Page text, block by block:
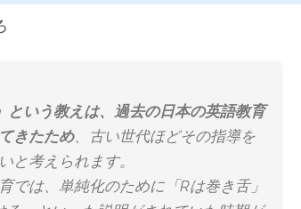
という教えは、過去の日本の英語教育
きたため、古い世代ほどその指導を
と考えられます。
では、単純化のために「Rは巻き舌」